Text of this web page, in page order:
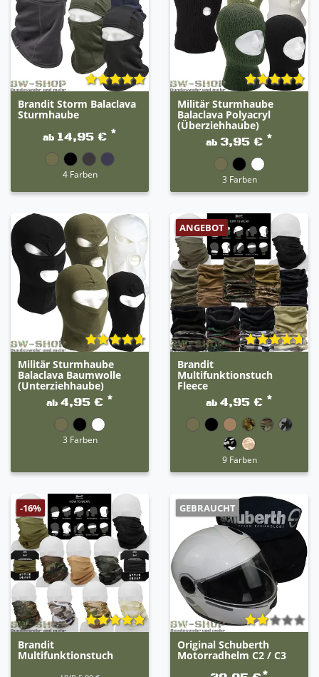
Brandit Storm Balaclava
Sturmhaube
ab 14,95 € *
4 Farben
Militär Sturmhaube
Balaclava Polyacryl
(Überziehhaube)
ab 3,95 € *
3 Farben
Militär Sturmhaube
Balaclava Baumwolle
(Unterziehhaube)
ab 4,95 € *
3 Farben
ANGEBOT
Brandit
Multifunktionstuch
Fleece
ab 4,95 € *
9 Farben
-16%
Brandit
Multifunktionstuch
GEBRAUCHT
Original Schuberth
Motorradhelm C2 / C3
*